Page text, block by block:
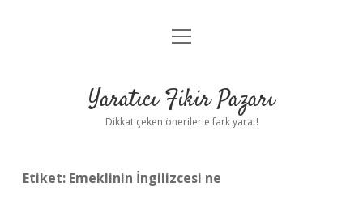
Anasayfa
Yasal Uyarı
menüyü
Yaratıcı Fikir Pazarı
Dikkat çeken önerilerle fark yarat!
Etiket: Emeklinin İngilizcesi ne